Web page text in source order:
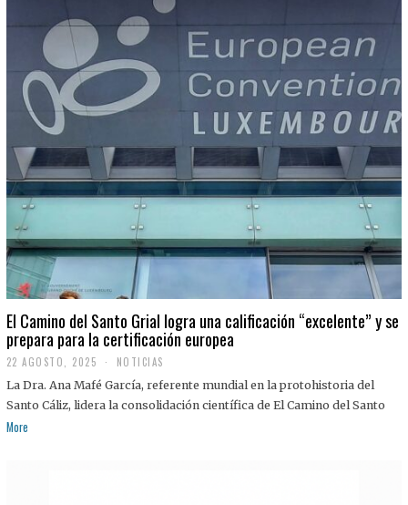
El Camino del Santo Grial logra una calificación “excelente” y se
prepara para la certificación europea
22 AGOSTO, 2025
2
A
G
NOTICIAS
La Dra. Ana Mafé García, referente mundial en la protohistoria del
Santo Cáliz, lidera la consolidación científica de El Camino del Santo
More